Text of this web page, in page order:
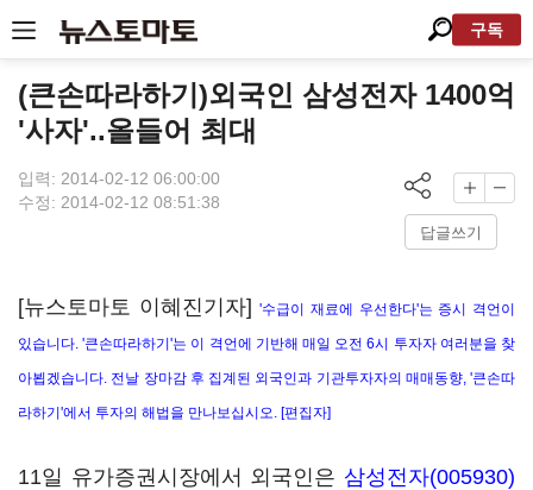
구독
(큰손따라하기)외국인 삼성전자 1400억
'사자'..올들어 최대
입력: 2014-02-12 06:00:00
수정: 2014-02-12 08:51:38
답글쓰기
[뉴스토마토 이혜진기자]'수급이 재료에 우선한다'는 증시 격언이
있습니다. '큰손따라하기'는 이 격언에 기반해 매일 오전 6시 투자자 여러분을 찾
아뵙겠습니다. 전날 장마감 후 집계된 외국인과 기관투자자의 매매동향, '큰손따
라하기'에서 투자의 해법을 만나보십시오. [편집자]
11일 유가증권시장에서 외국인은 삼성전자(005930)